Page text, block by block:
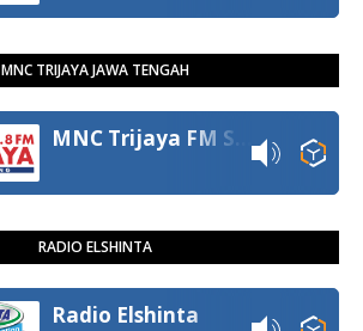
MNC TRIJAYA JAWA TENGAH
RADIO ELSHINTA
Radio Elshinta